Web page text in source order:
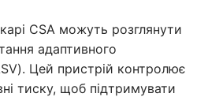
CSA можуть розглянути
адаптивного
Цей пристрій контролює
тиску, щоб підтримувати